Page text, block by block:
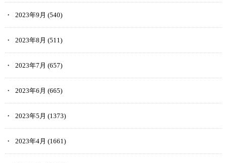
2023年9月 (540)
2023年8月 (511)
2023年7月 (657)
2023年6月 (665)
2023年5月 (1373)
2023年4月 (1661)